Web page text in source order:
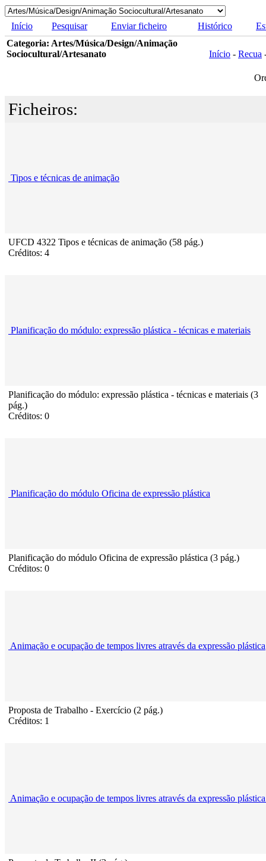
Início Pesquisar Enviar ficheiro Histórico
Categoria: Artes/Música/Design/Animação
Sociocultural/Artesanato
Início - Recua
Ficheiros:
Tipos e técnicas de animação
UFCD 4322 Tipos e técnicas de animação (58 pág.)
Créditos: 4
Planificação do módulo: expressão plástica - técnicas e materiais
Planificação do módulo: expressão plástica - técnicas e materiais (3
pág.)
Créditos: 0
Planificação do módulo Oficina de expressão plástica
Planificação do módulo Oficina de expressão plástica (3 pág.)
Créditos: 0
Animação e ocupação de tempos livres através da expressão plástica
Proposta de Trabalho - Exercício (2 pág.)
Créditos: 1
Animação e ocupação de tempos livres através da expressão